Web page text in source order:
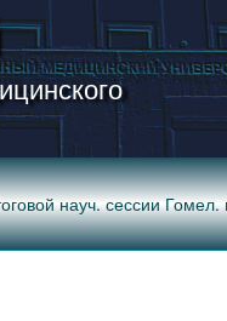
науч. сессии